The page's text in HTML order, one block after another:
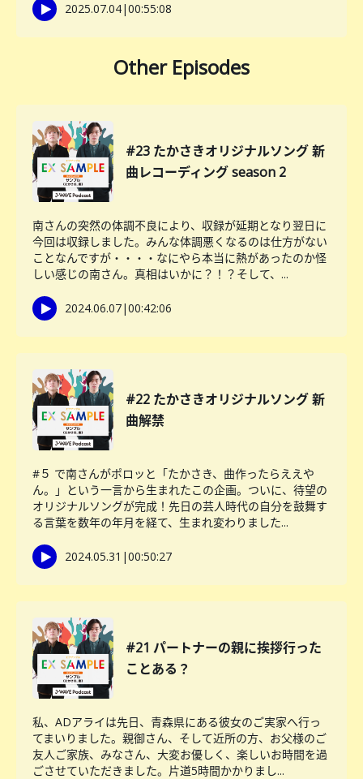
2025.07.04|00:55:08
Other Episodes
#23 たかさきオリジナルソング 新
曲レコーディング season 2
南さんの突然の体調不良により、収録が延期となり翌日に
今回は収録しました。みんな体調悪くなるのは仕方がない
ことなんですが・・・・なにやら本当に熱があったのか怪
しい感じの南さん。真相はいかに？！？そして、...
2024.06.07|00:42:06
#22 たかさきオリジナルソング 新
曲解禁
#５ で南さんがポロッと「たかさき、曲作ったらええや
ん。」という一言から生まれたこの企画。ついに、待望の
オリジナルソングが完成！先日の芸人時代の自分を鼓舞す
る言葉を数年の年月を経て、生まれ変わりました...
2024.05.31 |00:50:27
#21 パートナーの親に挨拶行った
ことある？
私、ADアライは先日、青森県にある彼女のご実家へ行っ
てまいりました。親御さん、そして近所の方、お父様のご
友人ご家族、みなさん、大変お優しく、楽しいお時間を過
ごさせていただきました。片道5時間かかりまし...